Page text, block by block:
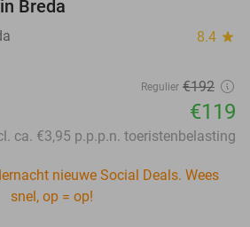
Breda
8.4 star
Regulier €192
€119
ca. €3,95 p.p.p.n. toeristenbelasting
nieuwe Social Deals. Wees
snel, op = op!